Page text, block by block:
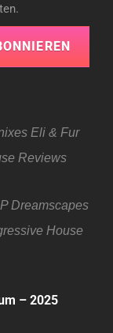
Eli & Fur
Reviews
Dreamscapes
House
– 2025